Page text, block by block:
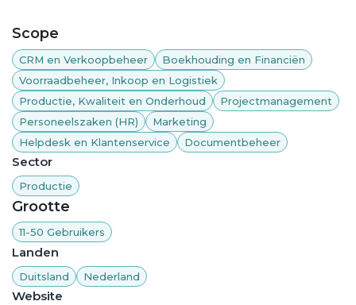
Scope
CRM en Verkoopbeheer
Boekhouding en Financiën
Voorraadbeheer, Inkoop en Logistiek
Productie, Kwaliteit en Onderhoud
Projectmanagement
Personeelszaken (HR)
Marketing
Helpdesk en Klantenservice
Documentbeheer
Sector
Productie
Grootte
11-50 Gebruikers
Landen
Duitsland Nederland
Website